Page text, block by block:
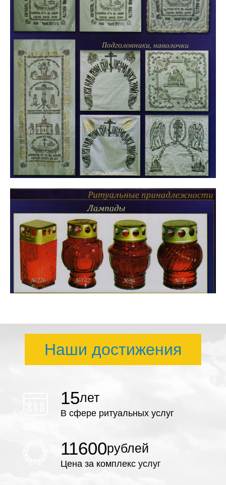
Наши достижения
15лет
В сфере ритуальных услуг
11600рублей
Цена за комплекс услуг